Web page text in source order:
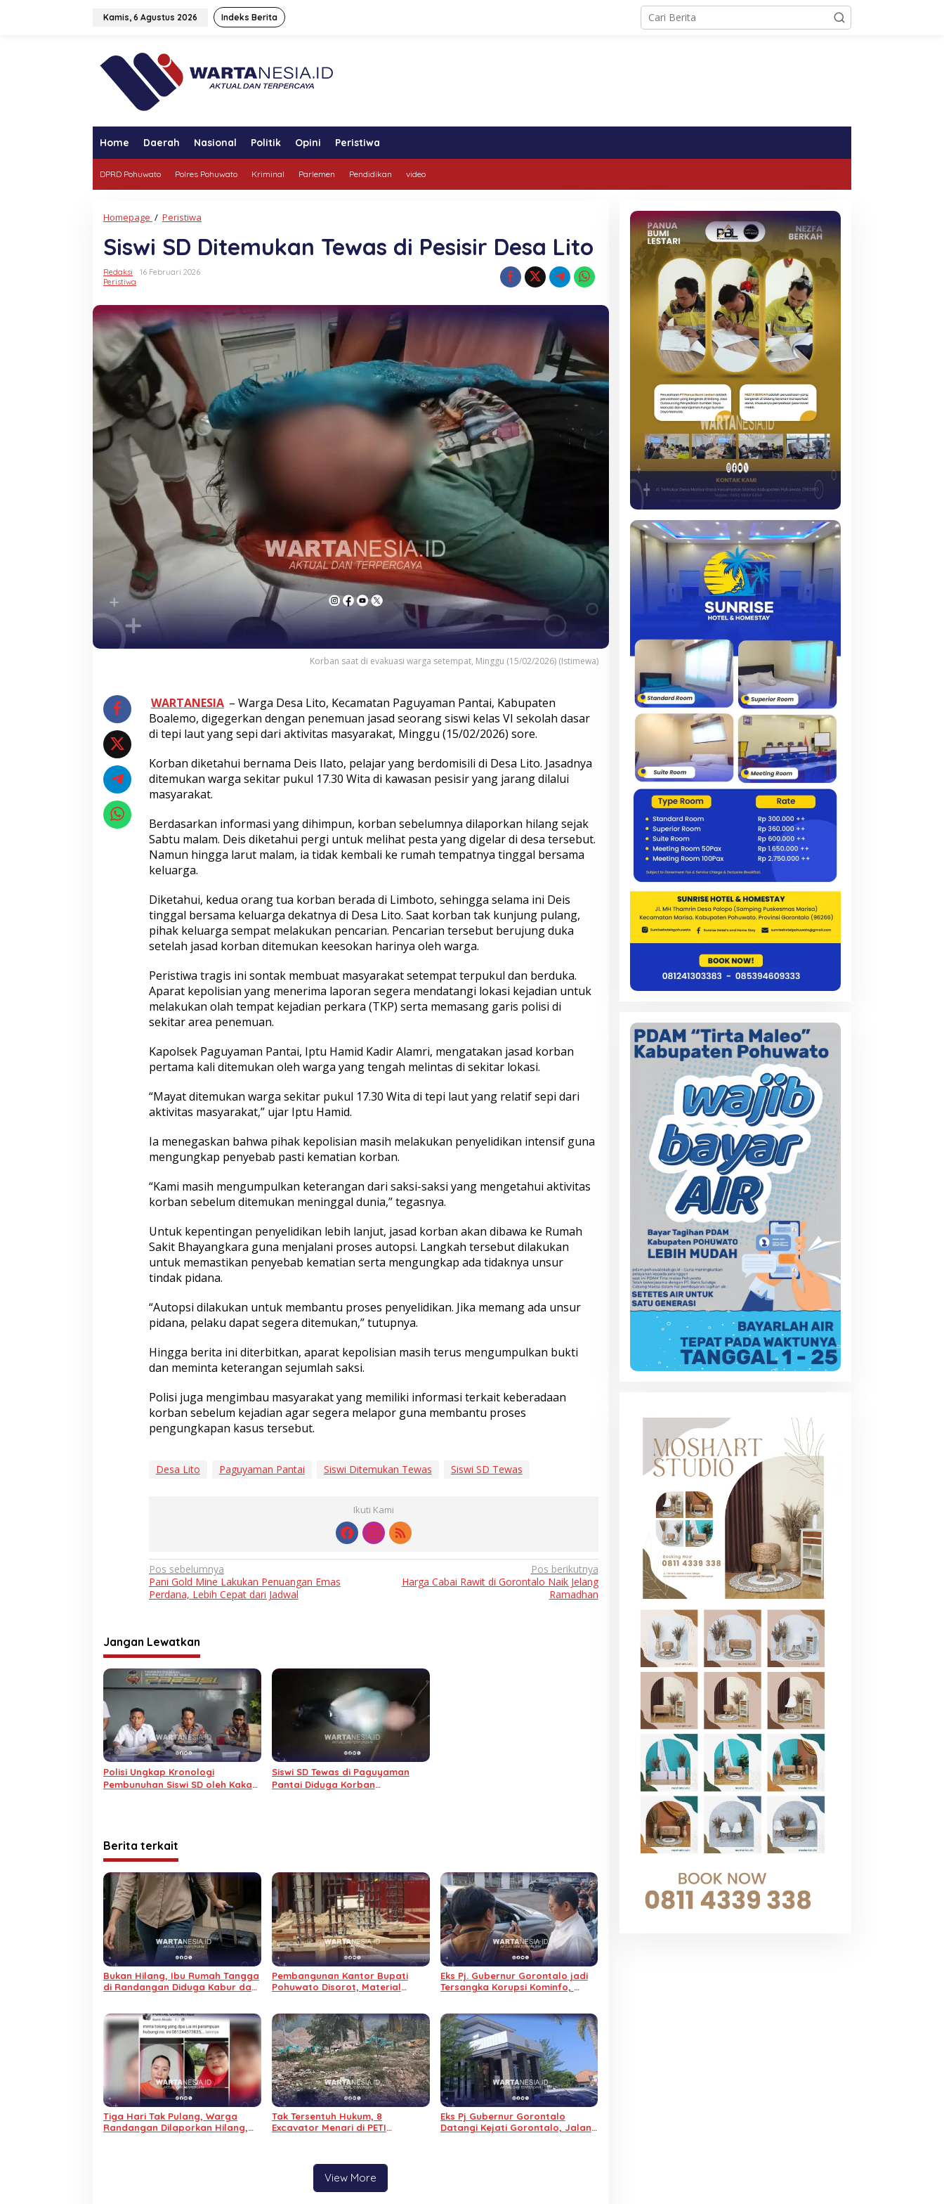
Kamis, 6 Agustus 2026 Indeks Berita
Home Daerah Nasional Politik Opini Peristiwa
DPRD Pohuwato Polres Pohuwato Kriminal Parlemen Pendidikan video
Homepage / Peristiwa
Ditemukan
Tewas
Lito
Siswi SD Ditemukan Tewas di Pesisir Desa Lito
Redaksi
16 Februari 2026
Peristiwa
Korban saat di evakuasi warga setempat, Minggu (15/02/2026) (Istimewa)
WARTANESIA – Warga Desa Lito, Kecamatan Paguyaman Pantai, Kabupaten
Boalemo, digegerkan dengan penemuan jasad seorang siswi kelas VI sekolah dasar
di tepi laut yang sepi dari aktivitas masyarakat, Minggu (15/02/2026) sore.
Korban diketahui bernama Deis Ilato, pelajar yang berdomisili di Desa Lito. Jasadnya
ditemukan warga sekitar pukul 17.30 Wita di kawasan pesisir yang jarang dilalui
masyarakat.
Berdasarkan informasi yang dihimpun, korban sebelumnya dilaporkan hilang sejak
Sabtu malam. Deis diketahui pergi untuk melihat pesta yang digelar di desa tersebut.
Namun hingga larut malam, ia tidak kembali ke rumah tempatnya tinggal bersama
keluarga.
Diketahui, kedua orang tua korban berada di Limboto, sehingga selama ini Deis
tinggal bersama keluarga dekatnya di Desa Lito. Saat korban tak kunjung pulang,
pihak keluarga sempat melakukan pencarian. Pencarian tersebut berujung duka
setelah jasad korban ditemukan keesokan harinya oleh warga.
Peristiwa tragis ini sontak membuat masyarakat setempat terpukul dan berduka.
Aparat kepolisian yang menerima laporan segera mendatangi lokasi kejadian untuk
melakukan olah tempat kejadian perkara (TKP) serta memasang garis polisi di
sekitar area penemuan.
Kapolsek Paguyaman Pantai, Iptu Hamid Kadir Alamri, mengatakan jasad korban
pertama kali ditemukan oleh warga yang tengah melintas di sekitar lokasi.
“Mayat ditemukan warga sekitar pukul 17.30 Wita di tepi laut yang relatif sepi dari
aktivitas masyarakat,” ujar Iptu Hamid.
Ia menegaskan bahwa pihak kepolisian masih melakukan penyelidikan intensif guna
mengungkap penyebab pasti kematian korban.
“Kami masih mengumpulkan keterangan dari saksi-saksi yang mengetahui aktivitas
korban sebelum ditemukan meninggal dunia,” tegasnya.
Untuk kepentingan penyelidikan lebih lanjut, jasad korban akan dibawa ke Rumah
Sakit Bhayangkara guna menjalani proses autopsi. Langkah tersebut dilakukan
untuk memastikan penyebab kematian serta mengungkap ada tidaknya unsur
tindak pidana.
“Autopsi dilakukan untuk membantu proses penyelidikan. Jika memang ada unsur
pidana, pelaku dapat segera ditemukan,” tutupnya.
Hingga berita ini diterbitkan, aparat kepolisian masih terus mengumpulkan bukti
dan meminta keterangan sejumlah saksi.
Polisi juga mengimbau masyarakat yang memiliki informasi terkait keberadaan
korban sebelum kejadian agar segera melapor guna membantu proses
pengungkapan kasus tersebut.
Desa Lito Paguyaman Pantai Siswi Ditemukan Tewas Siswi SD Tewas
Ikuti Kami
Navigasi
pos
Pos sebelumnya
Pani Gold Mine Lakukan Penuangan Emas
Perdana, Lebih Cepat dari Jadwal
Pos berikutnya
Harga Cabai Rawit di Gorontalo Naik Jelang
Ramadhan
Jangan Lewatkan
Polisi Ungkap Kronologi
Pembunuhan Siswi SD oleh Kakak
Siswi SD Tewas di Paguyaman
Pantai Diduga Korban
Berita terkait
Bukan Hilang, Ibu Rumah Tangga
di Randangan Diduga Kabur dari
Pembangunan Kantor Bupati
Pohuwato Disorot, Material
Eks Pj. Gubernur Gorontalo jadi
Tersangka Korupsi Kominfo,
Tiga Hari Tak Pulang, Warga
Randangan Dilaporkan Hilang,
Tak Tersentuh Hukum, 8
Excavator Menari di PETI
Eks Pj Gubernur Gorontalo
Datangi Kejati Gorontalo, Jalani
View More